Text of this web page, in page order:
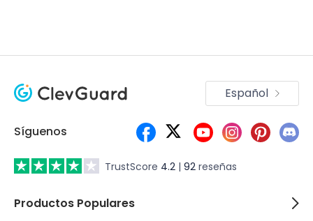
TrustScore 4.2 | 92 reseñas
Síguenos
Español
Productos Populares